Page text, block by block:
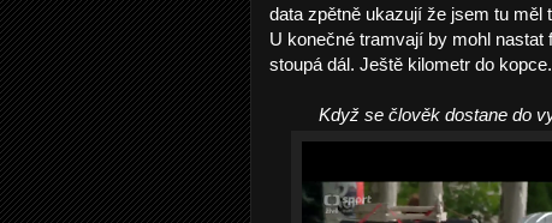
data zpětně ukazují že jsem tu měl
U konečné tramvají by mohl
stoupá dál. Ještě kilometr do
Když se člověk dostane do